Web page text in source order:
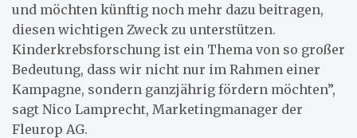
und möchten künftig noch mehr dazu beitragen,
diesen wichtigen Zweck zu unterstützen.
Kinderkrebsforschung ist ein Thema von so großer
Bedeutung, dass wir nicht nur im Rahmen einer
Kampagne, sondern ganzjährig fördern möchten”,
sagt Nico Lamprecht, Marketingmanager der
Fleurop AG.